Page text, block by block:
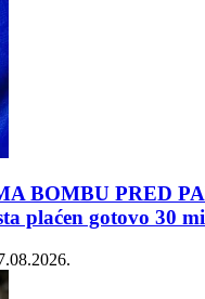
BOMBU PRED
plaćen gotovo 30